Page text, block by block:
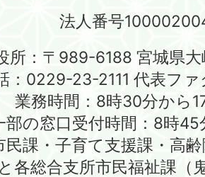
法人番号
所：〒989-6188 宮城県大
：0229-23-2111 代表フ
業務時間：8時30分から
部の窓口受付時間：8時
民課・子育て支援課・高
各総合支所市民福祉課（